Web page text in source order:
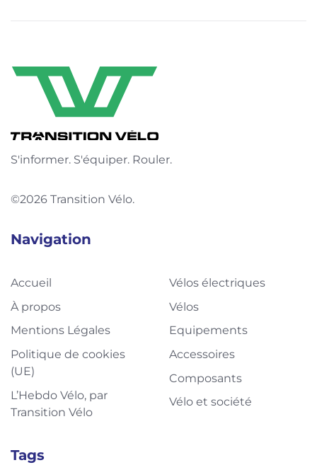
S'informer. S'équiper. Rouler.
©2026 Transition Vélo.
Navigation
Accueil
À propos
Mentions Légales
Politique de cookies
(UE)
L’Hebdo Vélo, par
Transition Vélo
Vélos électriques
Vélos
Equipements
Accessoires
Composants
Vélo et société
Tags